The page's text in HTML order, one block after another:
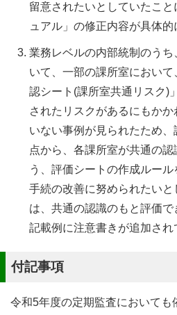
留意されたいとしていたこ
ュアル」の修正内容が具体的
業務レベルの内部統制のう
いて、一部の課所室におい
認シート(課所室共通リスク)
されたリスクがあるにもか
いない事例が見られたため
点から、各課所室が共通の
う、評価シートの作成ルー
手続の改善に努められたい
は、共通の認識のもと評価
記載例に注意書きが追加され
付記事項
令和5年度の定期監査においても